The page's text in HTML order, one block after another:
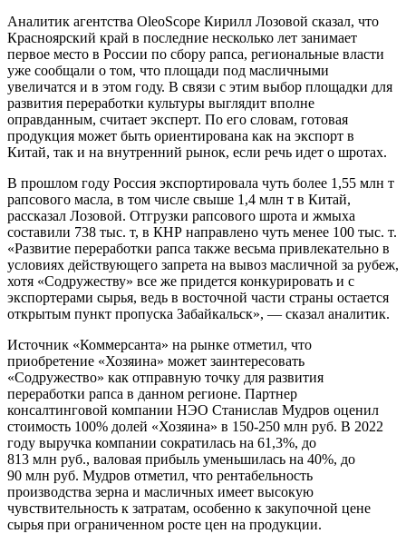
Аналитик агентства OleoScope Кирилл Лозовой сказал, что
Красноярский край в последние несколько лет занимает
первое место в России по сбору рапса, региональные власти
уже сообщали о том, что площади под масличными
увеличатся и в этом году. В связи с этим выбор площадки для
развития переработки культуры выглядит вполне
оправданным, считает эксперт. По его словам, готовая
продукция может быть ориентирована как на экспорт в
Китай, так и на внутренний рынок, если речь идет о шротах.
В прошлом году Россия экспортировала чуть более 1,55 млн т
рапсового масла, в том числе свыше 1,4 млн т в Китай,
рассказал Лозовой. Отгрузки рапсового шрота и жмыха
составили 738 тыс. т, в КНР направлено чуть менее 100 тыс. т.
«Развитие переработки рапса также весьма привлекательно в
условиях действующего запрета на вывоз масличной за рубеж,
хотя «Содружеству» все же придется конкурировать и с
экспортерами сырья, ведь в восточной части страны остается
открытым пункт пропуска Забайкальск», — сказал аналитик.
Источник «Коммерсанта» на рынке отметил, что
приобретение «Хозяина» может заинтересовать
«Содружество» как отправную точку для развития
переработки рапса в данном регионе. Партнер
консалтинговой компании НЭО Станислав Мудров оценил
стоимость 100% долей «Хозяина» в 150-250 млн руб. В 2022
году выручка компании сократилась на 61,3%, до
813 млн руб., валовая прибыль уменьшилась на 40%, до
90 млн руб. Мудров отметил, что рентабельность
производства зерна и масличных имеет высокую
чувствительность к затратам, особенно к закупочной цене
сырья при ограниченном росте цен на продукции.